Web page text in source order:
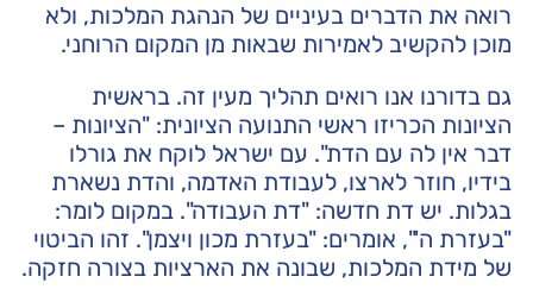
רואה את הדברים בעיניים של הנהגת המלכות, ולא
מוכן להקשיב לאמירות שבאות מן המקום הרוחני.
גם בדורנו אנו רואים תהליך מעין זה. בראשית
הציונות הכריזו ראשי התנועה הציונית: "הציונות –
דבר אין לה עם הדת". עם ישראל לוקח את גורלו
בידיו, חוזר לארצו, לעבודת האדמה, והדת נשארת
בגלות. יש דת חדשה: "דת העבודה". במקום לומר:
"בעזרת ה'", אומרים: "בעזרת מכון ויצמן". זהו הביטוי
של מידת המלכות, שבונה את הארציות בצורה חזקה.